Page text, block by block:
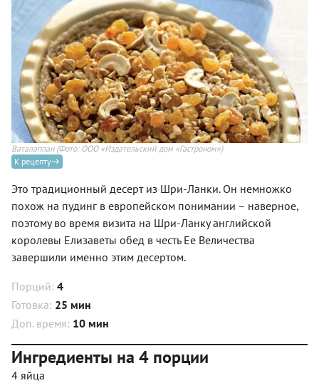
Ваталаппан(Фото: ООО «Издательский дом «Гастроном»)
К рецепту
Это традиционный десерт из Шри-Ланки. Он немножко
похож на пудинг в европейском понимании – наверное,
поэтому во время визита на Шри-Ланку английской
королевы Елизаветы обед в честь Ее Величества
завершили именно этим десертом.
Порций: 4
Готовка: 25 мин
Доп. время: 10 мин
Ингредиенты на 4 порции
4 яйца